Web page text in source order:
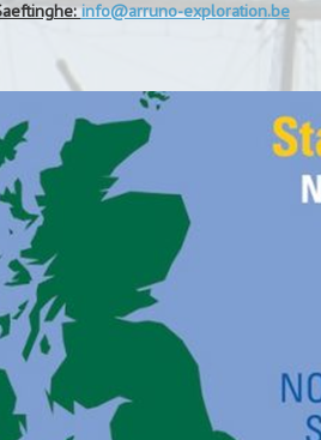
info@arruno-exploration.be